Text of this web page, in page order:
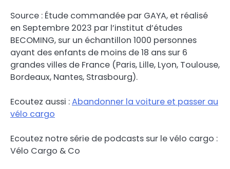
Source : Étude commandée par GAYA, et réalisé
en Septembre 2023 par l’institut d’études
BECOMING, sur un échantillon 1000 personnes
ayant des enfants de moins de 18 ans sur 6
grandes villes de France (Paris, Lille, Lyon, Toulouse,
Bordeaux, Nantes, Strasbourg).
Ecoutez aussi :Abandonner la voiture et passer au
vélo cargo
Ecoutez notre série de podcasts sur le vélo cargo :
Vélo Cargo & Co